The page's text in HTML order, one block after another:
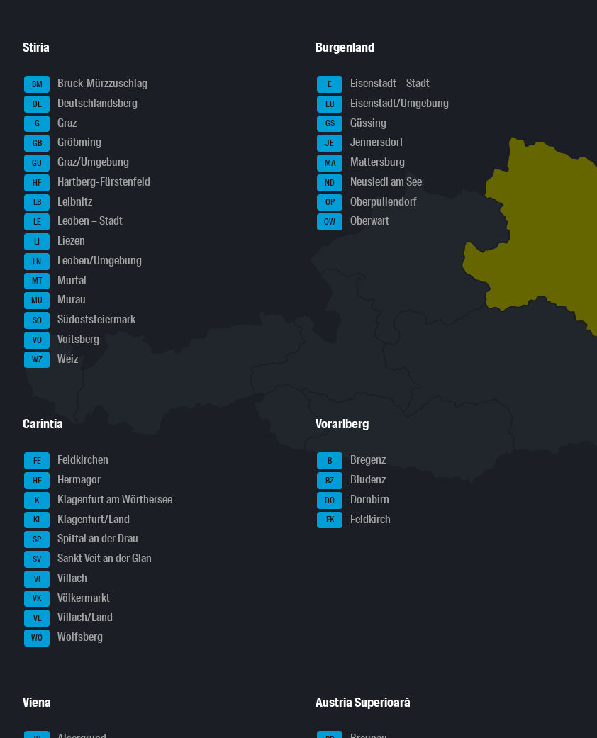
Stiria
BM Bruck-Mürzzuschlag
DL Deutschlandsberg
G Graz
GB Gröbming
GU Graz/Umgebung
HF Hartberg-Fürstenfeld
LB Leibnitz
LE Leoben – Stadt
LI Liezen
LN Leoben/Umgebung
MT Murtal
MU Murau
SO Südoststeiermark
VO Voitsberg
WZ Weiz
Burgenland
E Eisenstadt – Stadt
EU Eisenstadt/Umgebung
GS Güssing
JE Jennersdorf
MA Mattersburg
ND Neusiedl am See
OP Oberpullendorf
OW Oberwart
Carintia
FE Feldkirchen
HE Hermagor
K Klagenfurt am Wörthersee
KL Klagenfurt/Land
SP Spittal an der Drau
SV Sankt Veit an der Glan
VI Villach
VK Völkermarkt
VL Villach/Land
WO Wolfsberg
Vorarlberg
B Bregenz
BZ Bludenz
DO Dornbirn
FK Feldkirch
Viena Austria Superioară